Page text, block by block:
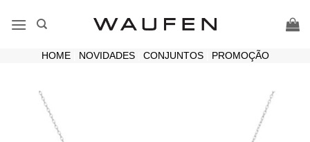
HOME| NOVIDADES| CONJUNTOS| PROMOÇÃO